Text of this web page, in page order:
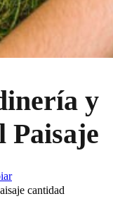
y
Paisaje
cantidad